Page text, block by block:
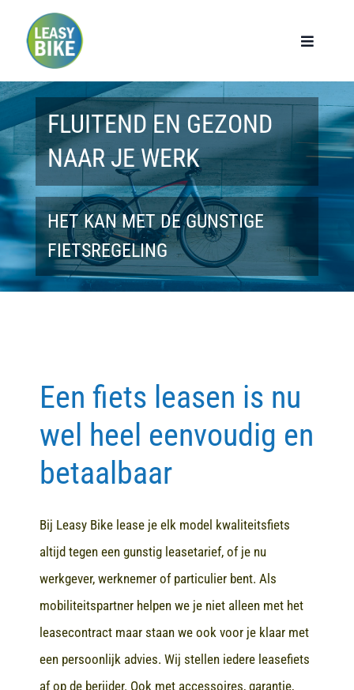
Toggle
Home
Werknemers
Werkgevers
Privé lease
Modellen
Contact
FLUITEND EN GEZOND
NAAR JE WERK
HET KAN MET DE GUNSTIGE
FIETSREGELING
Een fiets leasen is nu
wel heel eenvoudig en
betaalbaar
Bij Leasy Bike lease je elk model kwaliteitsfiets
altijd tegen een gunstig leasetarief, of je nu
werkgever, werknemer of particulier bent. Als
mobiliteitspartner helpen we je niet alleen met het
leasecontract maar staan we ook voor je klaar met
een persoonlijk advies. Wij stellen iedere leasefiets
af op de berijder. Ook met accessoires, garantie,